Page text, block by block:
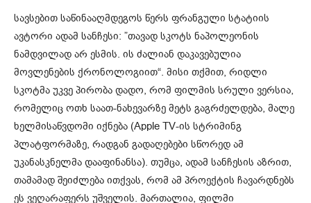
სავსებით საწინააღმდეგოს წერს ფრანგული სტატიის
ავტორი ადამ სანჩესი: ”თავად სკოტს ნაპოლეონის
ნამდვილად არ ესმის. ის ძალიან დაკავებულია
მოვლენების ქრონოლოგიით“. მისი თქმით, რიდლი
სკოტმა უკვე პირობა დადო, რომ ფილმის სრული ვერსია,
რომელიც ოთხ საათ-ნახევარზე მეტს გაგრძელდება, მალე
ხელმისაწვდომი იქნება (Apple TV-ის სტრიმინგ
პლატფორმაზე, რადგან გადაღებები სწორედ ამ
უკანასკნელმა დააფინანსა). თუმცა, ადამ სანჩესის აზრით,
თამამად შეიძლება ითქვას, რომ ამ პროექტის ჩავარდნებს
ეს ვეღარაფერს უშველის. მართალია, ფილმი